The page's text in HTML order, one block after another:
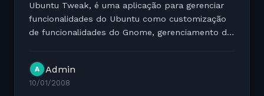
Ubuntu Tweak, é uma aplicação para gerenciar
funcionalidades do Ubuntu como customização
de funcionalidades do Gnome, gerenciamento de
programas que iniciam com o...
A Admin
10/01/2008